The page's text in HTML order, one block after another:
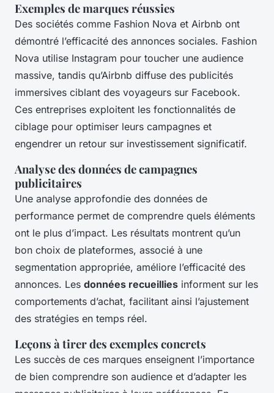
Exemples de marques réussies
Des sociétés comme Fashion Nova et Airbnb ont
démontré l’efficacité des annonces sociales. Fashion
Nova utilise Instagram pour toucher une audience
massive, tandis qu’Airbnb diffuse des publicités
immersives ciblant des voyageurs sur Facebook.
Ces entreprises exploitent les fonctionnalités de
ciblage pour optimiser leurs campagnes et
engendrer un retour sur investissement significatif.
Analyse des données de campagnes
publicitaires
Une analyse approfondie des données de
performance permet de comprendre quels éléments
ont le plus d’impact. Les résultats montrent qu’un
bon choix de plateformes, associé à une
segmentation appropriée, améliore l’efficacité des
annonces. Les données recueillies informent sur les
comportements d’achat, facilitant ainsi l’ajustement
des stratégies en temps réel.
Leçons à tirer des exemples concrets
Les succès de ces marques enseignent l’importance
de bien comprendre son audience et d’adapter les